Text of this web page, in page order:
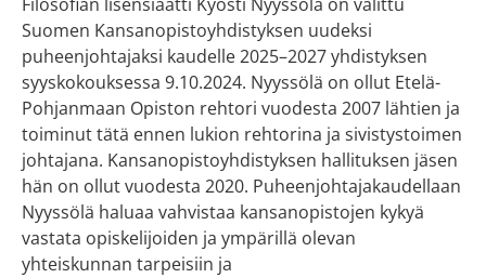
Suomen Kansanopistoyhdistyksen uudeksi
puheenjohtajaksi kaudelle 2025–2027 yhdistyksen
syyskokouksessa 9.10.2024. Nyyssölä on ollut Etelä-
Pohjanmaan Opiston rehtori vuodesta 2007 lähtien ja
toiminut tätä ennen lukion rehtorina ja sivistystoimen
johtajana. Kansanopistoyhdistyksen hallituksen jäsen
hän on ollut vuodesta 2020. Puheenjohtajakaudellaan
Nyyssölä haluaa vahvistaa kansanopistojen kykyä
vastata opiskelijoiden ja ympärillä olevan
yhteiskunnan tarpeisiin ja